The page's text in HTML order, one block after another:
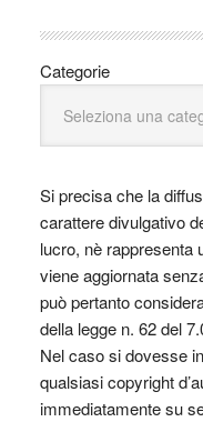
Categorie
Si precisa che la
carattere divulgativo
lucro, nè rappresenta
viene aggiornata
può pertanto
della legge n. 62 del
Nel caso si dovesse
qualsiasi copyright
immediatamente su